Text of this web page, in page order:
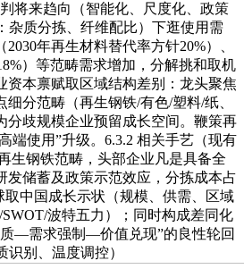
将来趋向（智能化、尺度化、政策
杂质分拣、纤维配比）下逛使用需
年再生材料替代率方针20%）、
）等范畴需求增加，分解挑和取机
资本禀赋取区域结构差别：龙头聚焦
分范畴（再生钢铁/有色/塑料/纸、
分歧规模企业预留成长空间。鞭策再
端使用”升级。6.3.2 相关手艺（现有
生钢铁范畴，头部企业凡是具备全
发储蓄及政策示范效应，分拣成本占
取中国成长示状（规模、供需、区域
波特五力）；同时构成差同化
—需求强制—价值兑现”的良性轮回
别、温度调控）